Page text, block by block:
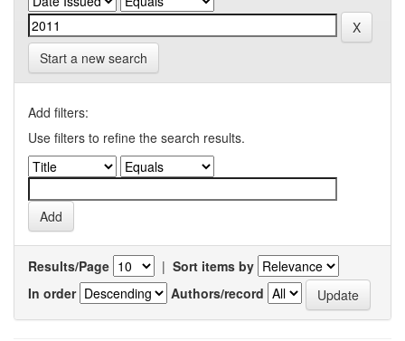
Start a new search
Add filters:
Use filters to refine the search results.
Results/Page | Sort items by
In order
Authors/record